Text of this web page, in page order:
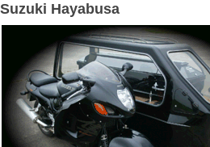
Suzuki Hayabusa